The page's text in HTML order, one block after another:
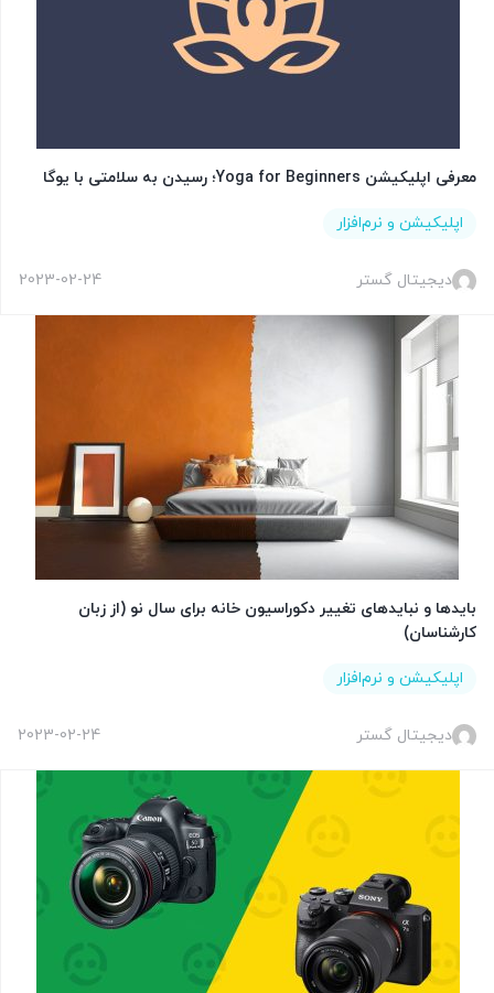
معرفی اپلیکیشن Yoga for Beginners؛ رسیدن به سلامتی با یوگا
اپلیکیشن و نرم‌افزار
دیجیتال گستر 2023-02-24
بایدها و نبایدهای تغییر دکوراسیون خانه برای سال نو (از زبان
کارشناسان)
اپلیکیشن و نرم‌افزار
دیجیتال گستر 2023-02-24